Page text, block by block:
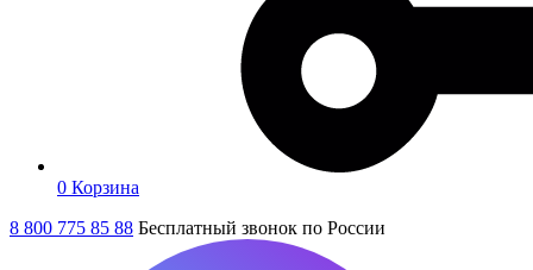
0 Корзина
8 800 775 85 88 Бесплатный звонок по России